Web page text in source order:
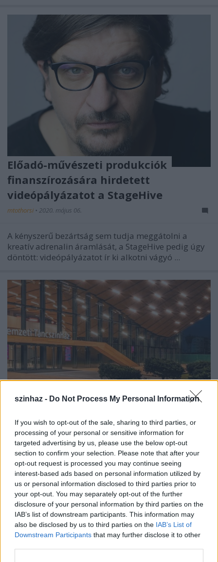
szinhaz - Do Not Process My Personal Information
If you wish to opt-out of the sale, sharing to third parties, or
processing of your personal or sensitive information for
targeted advertising by us, please use the below opt-out
section to confirm your selection. Please note that after your
opt-out request is processed you may continue seeing
interest-based ads based on personal information utilized by
us or personal information disclosed to third parties prior to
your opt-out. You may separately opt-out of the further
disclosure of your personal information by third parties on the
IAB’s list of downstream participants. This information may
also be disclosed by us to third parties on the IAB’s List of
Downstream Participants that may further disclose it to other
Előadó-művészeti produkciók
finanszírozására hirdetett
videópályázatot a StageHive
mtothorsi • 2020. május 06.
A kényszerű bezártság sem tudja meggátolni a
kreatív adrenalin áramlását, a StageHive pedig úgy
döntött: videópályázatot ír ki alkotni vágyó ...
Elindult a Nemzeti Táncszínház
online programja
mtothorsi• 2020. május 05.
Hiányzik a kedvenc táncelőadásod? Kíváncsi vagy,
mit hallgatnak a táncosok és a koreográfusok? A
karanténos-koronavírusos időszakban egyre több ...